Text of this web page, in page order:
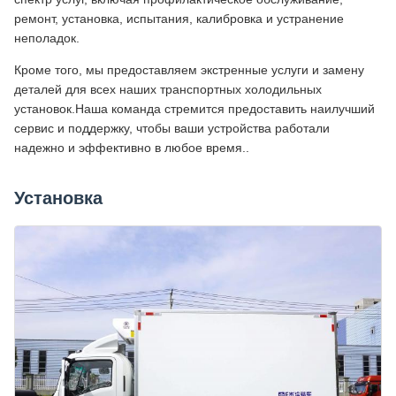
ремонт, установка, испытания, калибровка и устранение
неполадок.
Кроме того, мы предоставляем экстренные услуги и замену
деталей для всех наших транспортных холодильных
установок.Наша команда стремится предоставить наилучший
сервис и поддержку, чтобы ваши устройства работали
надежно и эффективно в любое время..
Установка